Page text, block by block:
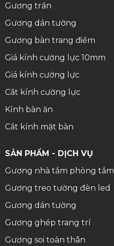
Gương trần
Gương dán tường
Gương bàn trang điểm
Giá kính cường lực 10mm
Giá kính cường lực
Cắt kính cường lực
Kính bàn ăn
Cắt kính mặt bàn
SẢN PHẨM - DỊCH VỤ
Gương nhà tắm phòng tắm
Gương treo tường đèn led
Gương dán tường
Gương ghép trang trí
Gương soi toàn thân